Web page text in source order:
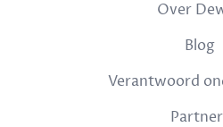
Over
Blog
Verantwoord